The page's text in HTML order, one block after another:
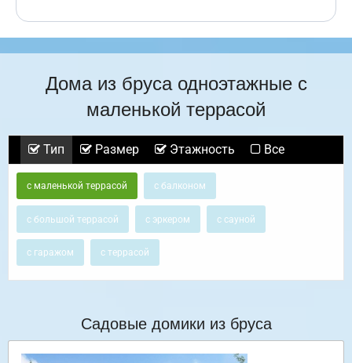
Дома из бруса одноэтажные с
маленькой террасой
Тип Размер Этажность Все
с маленькой террасой с балконом
с большой террасой с эркером с сауной
с гаражом с террасой
Садовые домики из бруса